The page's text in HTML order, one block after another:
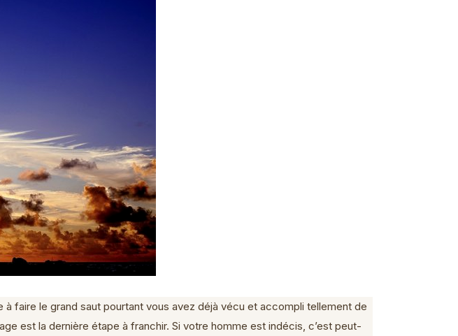
faire le grand saut pourtant vous avez déjà vécu et accompli tellement de
est la dernière étape à franchir. Si votre homme est indécis, c’est peut-